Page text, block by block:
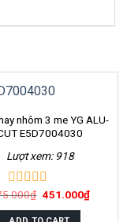
nhôm 3 me YG ALU-
E5D7004030
Lượt xem: 918
0
out
₫ 451.000₫